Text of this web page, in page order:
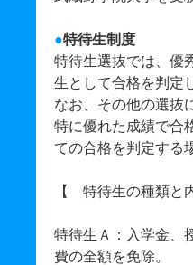
●特待生制度
特待生選抜では、優
生として合格を判定
なお、その他の選抜
特に優れた成績で合
ての合格を判定する
【 特待生の種類と
特待生Ａ：入学金、
費の全額を免除。